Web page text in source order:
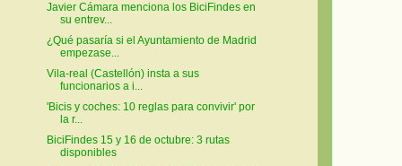
Javier Cámara menciona los BiciFindes en
su entrev...
¿Qué pasaría si el Ayuntamiento de Madrid
empezase...
Vila-real (Castellón) insta a sus
funcionarios a i...
'Bicis y coches: 10 reglas para convivir' por
la r...
BiciFindes 15 y 16 de octubre: 3 rutas
disponibles